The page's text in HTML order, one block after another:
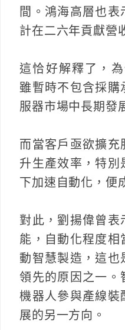
間。鴻海高層也
計在二六年貢獻營
這恰好解釋了，
雖暫時不包含採購
服器市場中長期發
而當客戶亟欲擴充
升生產效率，特別
下加速自動化，便
對此，劉揚偉曾表
能，自動化程度相
動智慧製造，這也
領先的原因之一。
機器人參與產線裝
展的另一方向。